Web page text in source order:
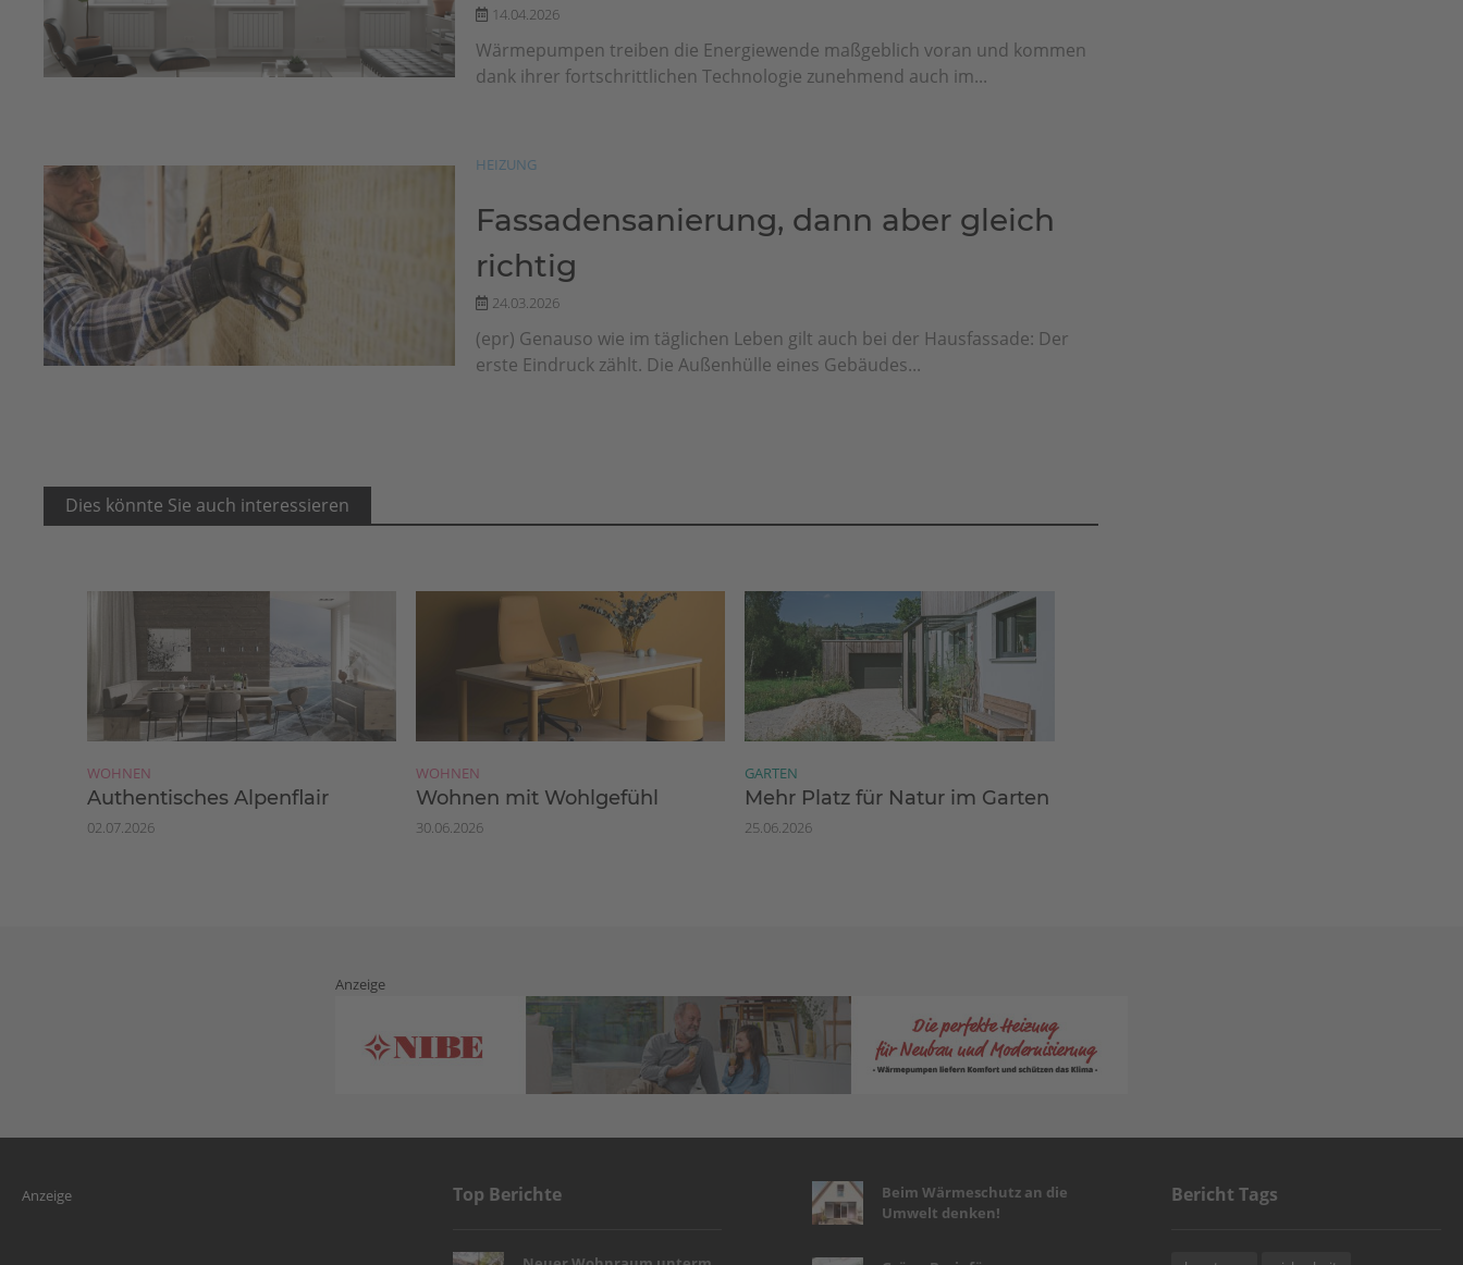
14.04.2026
Wärmepumpen treiben die Energiewende maßgeblich voran und kommen
dank ihrer fortschrittlichen Technologie zunehmend auch im...
HEIZUNG
Fassadensanierung, dann aber gleich
richtig
24.03.2026
(epr) Genauso wie im täglichen Leben gilt auch bei der Hausfassade: Der
erste Eindruck zählt. Die Außenhülle eines Gebäudes...
Dies könnte Sie auch interessieren
WOHNEN
Authentisches Alpenflair
02.07.2026
WOHNEN
Wohnen mit Wohlgefühl
30.06.2026
GARTEN
Mehr Platz für Natur im Garten
25.06.2026
Anzeige
Anzeige Top Berichte
Beim Wärmeschutz an die
Umwelt denken!
Bericht Tags